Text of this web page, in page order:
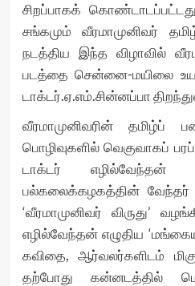
சிறப்பாகக்
சங்கமும் வீரமாமுனிவர்
நடத்திய இந்த விழாவில்
படத்தை சென்னை-மயிலை
டாக்டர்.ஏ.எம்.சின்னப்பா
வீரமாமுனிவரின்
பொழிவுகளில் வெகுவாகப்
டாக்டர் எழில்வேந்தன்
பல்கலைக்கழகத்தின்
‘வீரமாமுனிவர் விருது’
எழில்வேந்தன் எழுதிய
கவிதை, ஆர்வலர்களிடம்
தற்போது கன்னடத்தில்